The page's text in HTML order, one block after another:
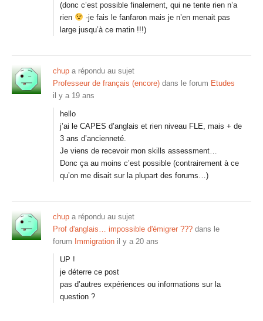
(donc c’est possible finalement, qui ne tente rien n’a
rien
-je fais le fanfaron mais je n’en menait pas
large jusqu’à ce matin !!!)
chup a répondu au sujet
Professeur de français (encore) dans le forum Etudes
il y a 19 ans
hello
j’ai le CAPES d’anglais et rien niveau FLE, mais + de
3 ans d’ancienneté.
Je viens de recevoir mon skills assessment…
Donc ça au moins c’est possible (contrairement à ce
qu’on me disait sur la plupart des forums…)
chup a répondu au sujet
Prof d'anglais… impossible d'émigrer ??? dans le
forum Immigration il y a 20 ans
UP !
je déterre ce post
pas d’autres expériences ou informations sur la
question ?